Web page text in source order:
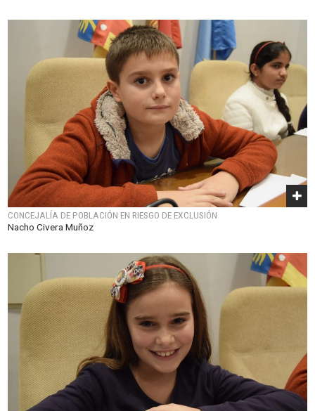
CONCEJALÍA DE POBLACIÓN EN RIESGO DE EXCLUSIÓN
Nacho Civera Muñoz